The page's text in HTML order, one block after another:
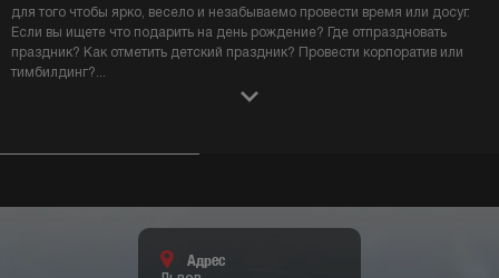
для того чтобы ярко, весело и незабываемо провести время или досуг.
Если вы ищете что подарить на день рождение? Где отпраздновать
праздник? Как отметить детский праздник? Провести корпоратив или
тимбилдинг?
Адрес